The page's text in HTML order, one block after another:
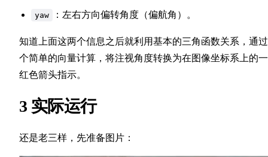
222
225
227
229
yaw ：左右方向偏转角度（偏航角）。
知道上面这两个信息之后就利用基本的三角函数关系，通
个简单的向量计算，将注视角度转换为在图像坐标系上的
红色箭头指示。
3 实际运行
还是老三样，先准备图片：